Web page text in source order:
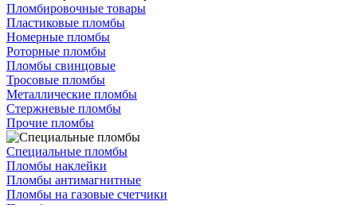
Пломбировочные товары
Пластиковые пломбы
Номерные пломбы
Роторные пломбы
Пломбы свинцовые
Тросовые пломбы
Металлические пломбы
Стержневые пломбы
Прочие пломбы
Специальные пломбы
Пломбы наклейки
Пломбы антимагнитные
Пломбы на газовые счетчики